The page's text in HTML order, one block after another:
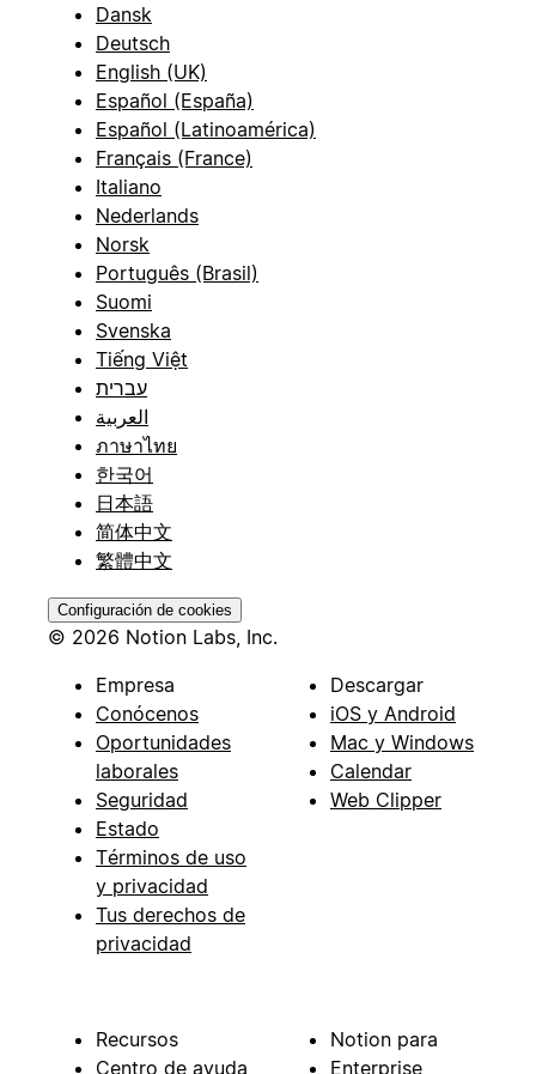
Dansk
Deutsch
English (UK)
Español (España)
Español (Latinoamérica)
Français (France)
Italiano
Nederlands
Norsk
Português (Brasil)
Suomi
Svenska
Tiếng Việt
עברית
العربية
ภาษาไทย
한국어
日本語
简体中文
繁體中文
Configuración de cookies
© 2026 Notion Labs, Inc.
Empresa
Conócenos
Oportunidades
laborales
Seguridad
Estado
Términos de uso
y privacidad
Tus derechos de
privacidad
Descargar
iOS y Android
Mac y Windows
Calendar
Web Clipper
Recursos
Centro de ayuda
Notion para
Enterprise